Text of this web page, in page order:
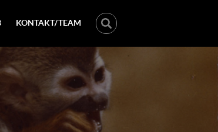
KONTAKT/TEAM